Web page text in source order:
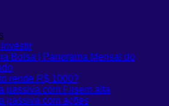
Bolsa | Panorama Mensal do
rende R$ 1000?
passiva com Fiisem alta
passiva com ações